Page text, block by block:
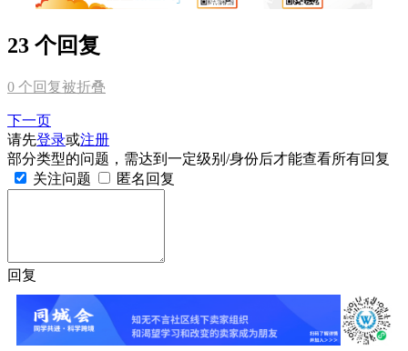
23 个回复
0 个回复被折叠
下一页
请先登录或注册
部分类型的问题，需达到一定级别/身份后才能查看所有回复
关注问题
匿名回复
回复